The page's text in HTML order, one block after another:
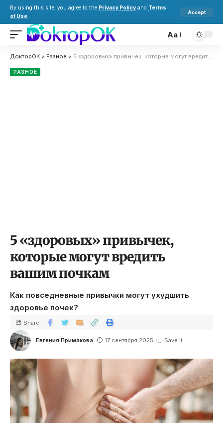
By using this site, you agree to the Privacy Policy and Terms
of Use.
Accept
Aa
ДокторОК > Разное > 5 «здоровых» привычек, которые могут вредить вашим почкам
РАЗНОЕ
5 «здоровых» привычек,
которые могут вредить
вашим почкам
Как повседневные привычки могут ухудшить
здоровье почек?
Евгения Примакова 17 сентября 2025
Share